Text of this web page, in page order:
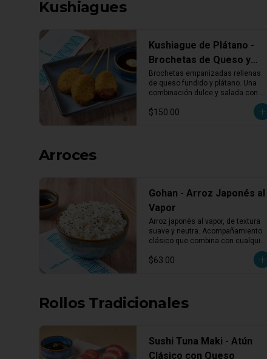
Kushiagues
Kushiague de Plátano -
Brochetas de Queso y
Plátano Empanizado (3
pzas)
Brochetas empanizadas rellenas
de queso fundido y plátano. Una
combinación dulce y salada con
piezas.
$150.00
Arroces
Gohan - Arroz Japonés al
Vapor
Arroz japonés al vapor, de textura
suave y neutra. Acompañamiento
clásico que combina con cualquier
$63.00
Rollos Tradicionales
Sushi Tuna Maki - Atún
Clásico con Queso